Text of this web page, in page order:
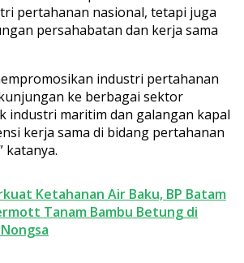
pertahanan nasional, tetapi juga
persahabatan dan kerja sama
industri pertahanan
ke berbagai sektor
industri maritim dan galangan kapal
kerja sama di bidang pertahanan
katanya.
Ketahanan Air Baku, BP Batam
Tanam Bambu Betung di